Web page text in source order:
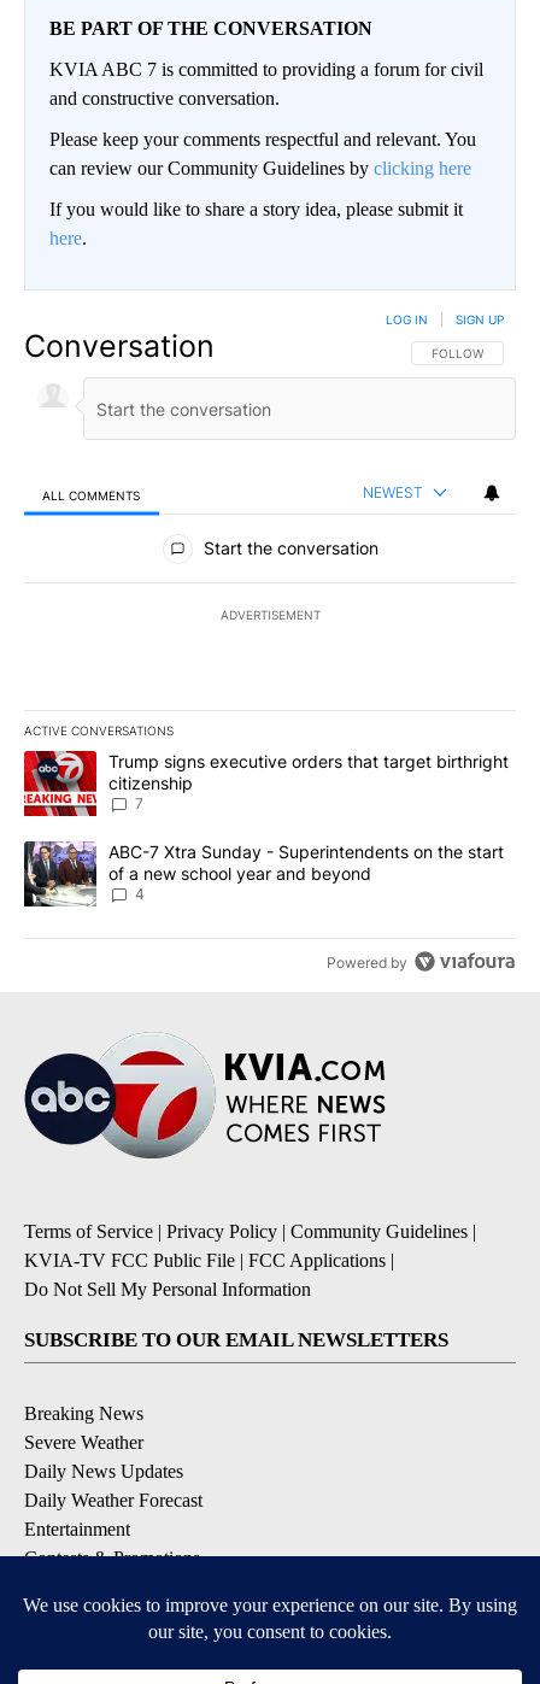
BE PART OF THE CONVERSATION
KVIA ABC 7 is committed to providing a forum for civil
and constructive conversation.
Please keep your comments respectful and relevant. You
can review our Community Guidelines by clicking here
If you would like to share a story idea, please submit it
here.
Conversation FOLLOW THIS
FOLLOW
LOG IN SIGN UP
ALL COMMENTS NEWEST
All Comments
Start the conversation
ADVERTISEMENT
ACTIVE CONVERSATIONS
The following is a list of the most commented articles in the last
A trending article titled "Trump signs executive orders that
Trump signs executive orders that target birthright
citizenship
7
A trending article titled "ABC-7 Xtra Sunday - Superintendents
ABC-7 Xtra Sunday - Superintendents on the start
of a new school year and beyond
4
Powered by
Terms of Service | Privacy Policy | Community Guidelines |
KVIA-TV FCC Public File | FCC Applications |
Do Not Sell My Personal Information
SUBSCRIBE TO OUR EMAIL NEWSLETTERS
Breaking News
Severe Weather
Daily News Updates
Daily Weather Forecast
Entertainment
Contests & Promotions
DOWNLOAD OUR APPS